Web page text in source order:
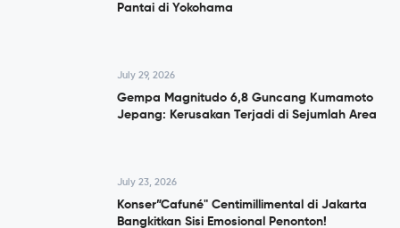
Pantai di Yokohama
July 29, 2026
Gempa Magnitudo 6,8 Guncang Kumamoto
Jepang: Kerusakan Terjadi di Sejumlah Area
July 23, 2026
Konser”Cafuné" Centimillimental di Jakarta
Bangkitkan Sisi Emosional Penonton!